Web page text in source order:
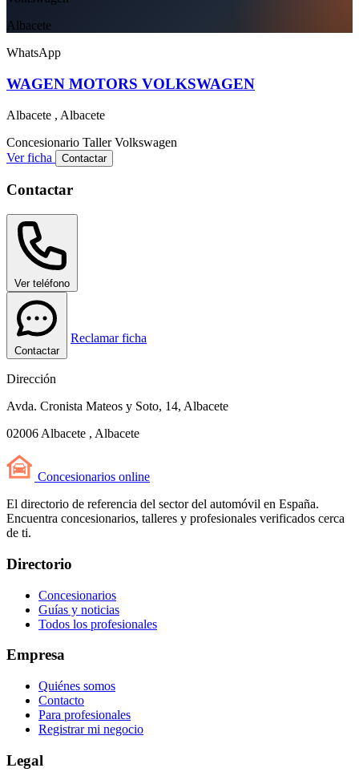
Albacete
WhatsApp
WAGEN MOTORS VOLKSWAGEN
Albacete , Albacete
Concesionario Taller Volkswagen
Ver ficha
Contactar
Contactar
Ver teléfono
Contactar
Reclamar ficha
Dirección
Avda. Cronista Mateos y Soto, 14, Albacete
02006 Albacete , Albacete
Concesionarios online
El directorio de referencia del sector del automóvil en España.
Encuentra concesionarios, talleres y profesionales verificados cerca
de ti.
Directorio
Concesionarios
Guías y noticias
Todos los profesionales
Empresa
Quiénes somos
Contacto
Para profesionales
Registrar mi negocio
Legal